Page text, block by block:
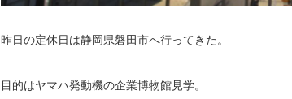
昨日の定休日は静岡県磐田市へ行ってきた。
目的はヤマハ発動機の企業博物館見学。